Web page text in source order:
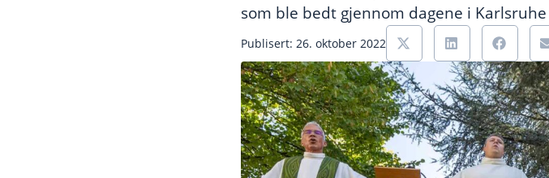
som ble bedt gjennom dagene i
Publisert: 26. oktober 2022